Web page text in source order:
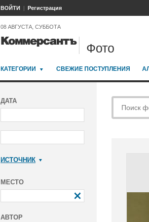
ВОЙТИ Регистрация
08 АВГУСТА, СУББОТА
Фото
КАТЕГОРИИ СВЕЖИЕ ПОСТУПЛЕНИЯ
ДАТА
ИСТОЧНИК
МЕСТО
АВТОР